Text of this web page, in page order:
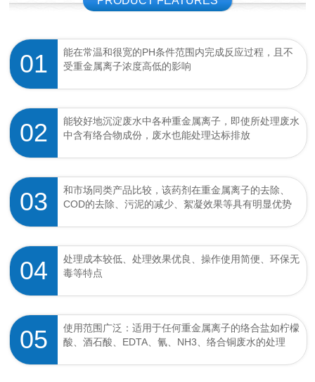
01
能在常温和很宽的PH条件范围内完成反应过程，且不
受重金属离子浓度高低的影响
02
能较好地沉淀废水中各种重金属离子，即使所处理废水
中含有络合物成份，废水也能处理达标排放
03
和市场同类产品比较，该药剂在重金属离子的去除、
COD的去除、污泥的减少、絮凝效果等具有明显优势
04
处理成本较低、处理效果优良、操作使用简便、环保无
毒等特点
05
使用范围广泛：适用于任何重金属离子的络合盐如柠檬
酸、酒石酸、EDTA、氰、NH3、络合铜废水的处理